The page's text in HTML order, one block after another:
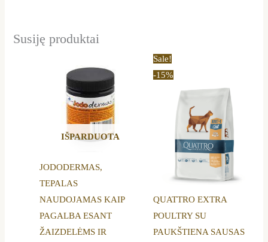
Susiję produktai
IŠPARDUOTA
JODODERMAS,
TEPALAS
NAUDOJAMAS KAIP
PAGALBA ESANT
ŽAIZDELĖMS IR
Sale!
-15%
QUATTRO EXTRA
POULTRY SU
PAUKŠTIENA SAUSAS
through
32,29 €
has
multiple
variants.
The
options
chosen
on
the